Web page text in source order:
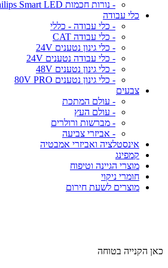
- נורות חכמות Philips Smart LED
כלי עבודה
- כלי עבודה - כללי
- כלי עבודה CAT
- כלי גינון נטענים 24V
- כלי עבודה נטענים 24V
- כלי גינון נטענים 48V
- כלי גינון נטענים 80V PRO
צבעים
- עולם המתכת
- עולם העץ
- מברשות ורולרים
- אביזרי צביעה
אינסטלציה ואביזרי אמבטיה
קמפינג
מוצרי הגיינה וטיפוח
חומרי ניקוי
מוצרים לשעת חירום
כאן הקנייה בטוחה